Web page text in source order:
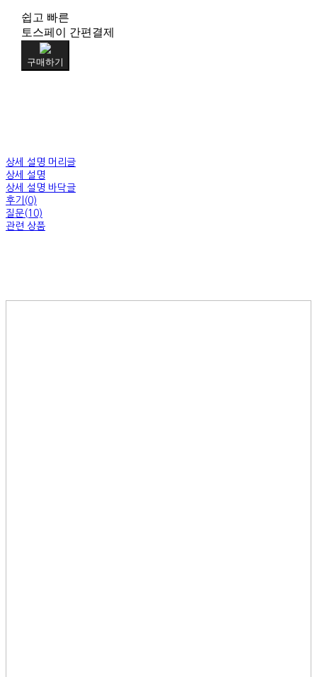
쉽고 빠른
토스페이 간편결제
구매하기
상세 설명 머리글
상세 설명
상세 설명 바닥글
후기(0)
질문(10)
관련 상품